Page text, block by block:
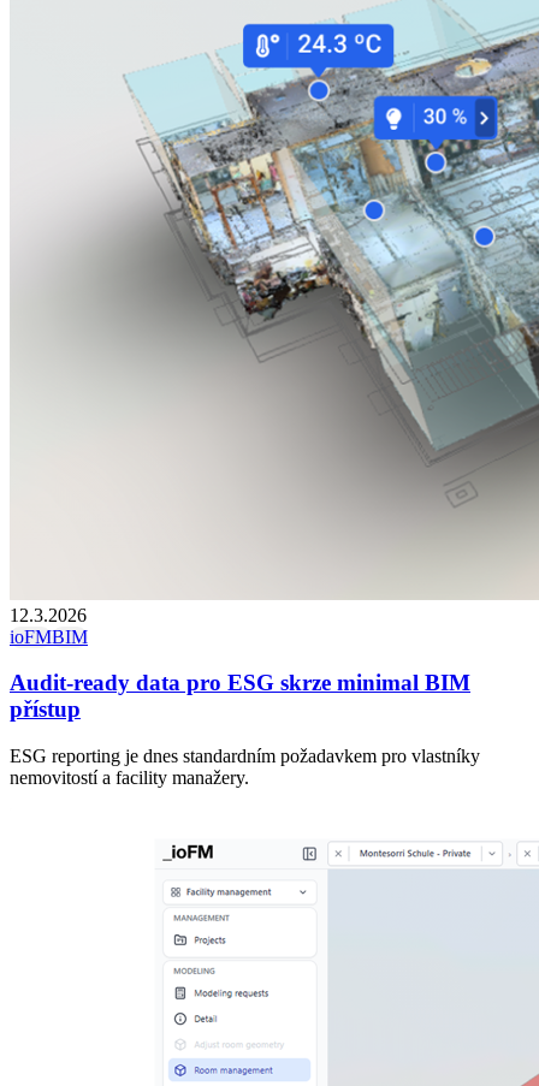
12.3.2026
ioFMBIM
Audit-ready data pro ESG skrze minimal BIM
přístup
ESG reporting je dnes standardním požadavkem pro vlastníky
nemovitostí a facility manažery.